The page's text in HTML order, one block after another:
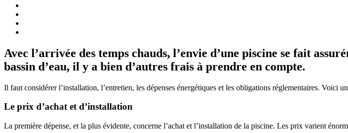
Avec l’arrivée des temps chauds, l’envie d’une piscine se fait
bassin d’eau, il y a bien d’autres frais à prendre en compte.
Il faut considérer l’installation, l’entretien, les dépenses énergétiques et les obligations réglementaires. Voici
Le prix d’achat et d’installation
La première dépense, et la plus évidente, concerne l’achat et l’installation de la piscine. Les prix varient